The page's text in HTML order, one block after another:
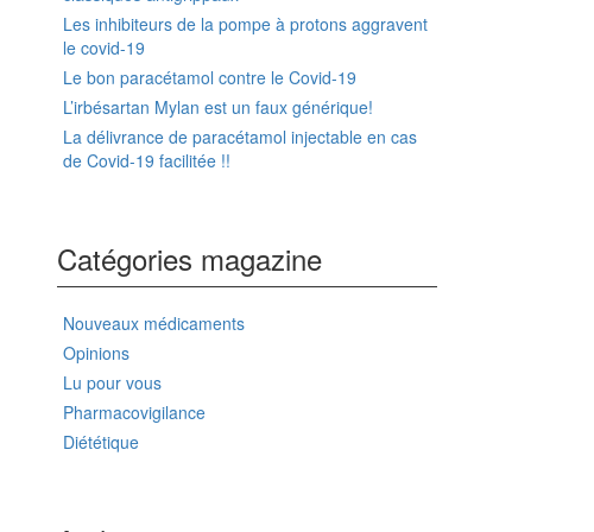
Les inhibiteurs de la pompe à protons aggravent
le covid-19
Le bon paracétamol contre le Covid-19
L’irbésartan Mylan est un faux générique!
La délivrance de paracétamol injectable en cas
de Covid-19 facilitée !!
Catégories magazine
Nouveaux médicaments
Opinions
Lu pour vous
Pharmacovigilance
Diététique